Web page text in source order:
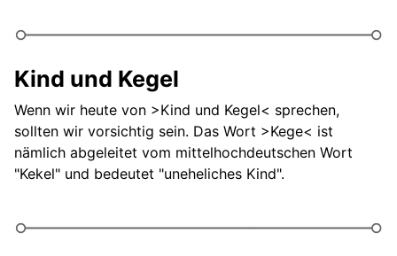
Kind und Kegel
Wenn wir heute von >Kind und Kegel< sprechen,
sollten wir vorsichtig sein. Das Wort >Kege< ist
nämlich abgeleitet vom mittelhochdeutschen Wort
"Kekel" und bedeutet "uneheliches Kind".